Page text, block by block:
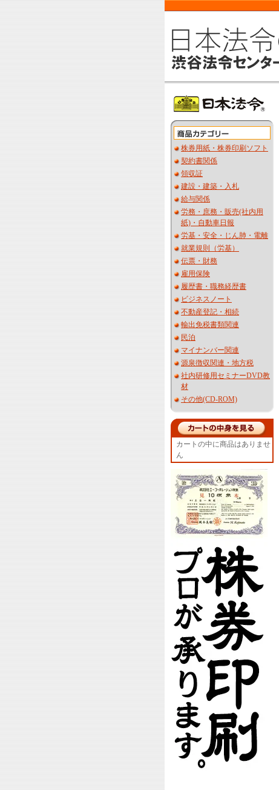
株券用紙・株券印刷ソフト
契約書関係
領収証
建設・建築・入札
給与関係
労務・庶務・販売(社内用
紙)・自動車日報
労基・安全・じん肺・電離
就業規則（労基）
伝票・財務
雇用保険
履歴書・職務経歴書
ビジネスノート
不動産登記・相続
輸出免税書類関連
民泊
マイナンバー関連
源泉徴収関連・地方税
社内研修用セミナーDVD教
材
その他(CD-ROM)
カートの中に商品はありませ
ん